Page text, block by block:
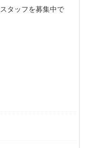
タッフを募集中で
。
働いて頂けるスタッ